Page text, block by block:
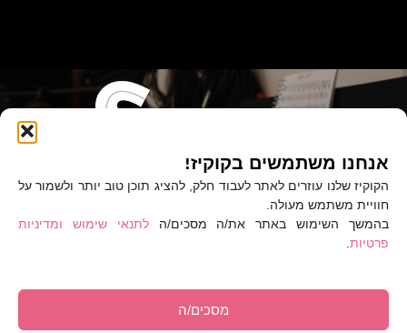
אנחנו משתמשים בקוקיז!
הקוקיז שלנו עוזרים לאתר לעבוד חלק, להציג תוכן טוב יותר ולשמור על
חוויית משתמש מעולה.
בהמשך השימוש באתר את/ה מסכים/ה לתנאי שימוש ומדיניות
פרטיות
מסכים/ה
דף הבית המוזיקה שלי מוזיקה לסצנה בלוג
שירותים אודות צור קשר